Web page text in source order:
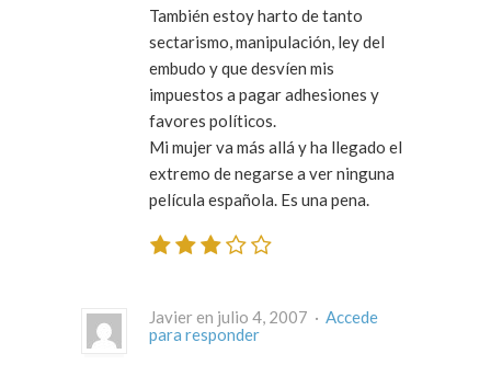
También estoy harto de tanto
sectarismo, manipulación, ley del
embudo y que desvíen mis
impuestos a pagar adhesiones y
favores políticos.
Mi mujer va más allá y ha llegado el
extremo de negarse a ver ninguna
película española. Es una pena.
Javier en julio 4, 2007 · Accede
para responder